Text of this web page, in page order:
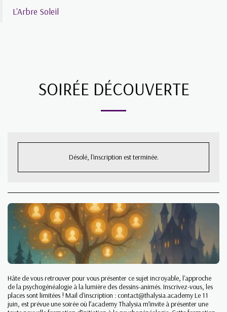
L'Arbre Soleil
SOIRÉE DÉCOUVERTE
Désolé, l'inscription est terminée.
Hâte de vous retrouver pour vous présenter ce sujet incroyable, l'approche
de la psychogénéalogie à la lumière des dessins-animés. Inscrivez-vous, les
places sont limitées ! Mail d'inscription : contact@thalysia.academy Le 11
juin, est prévue une soirée où l’academy Thalysia m’invite à présenter une